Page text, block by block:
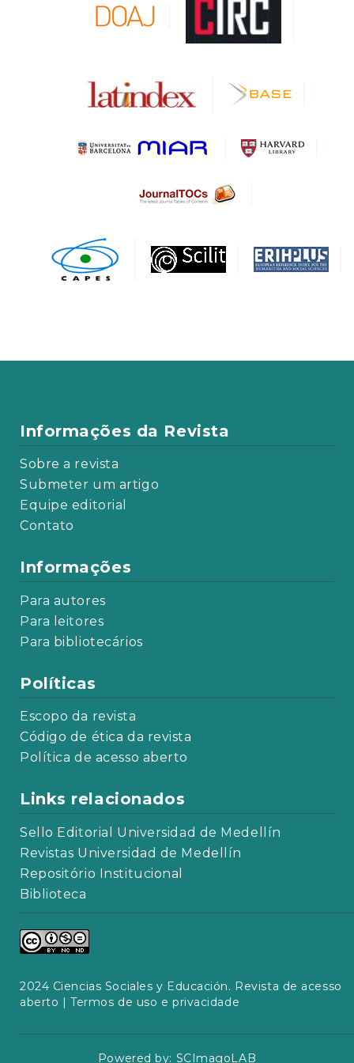
Informações da Revista
Sobre a revista
Submeter um artigo
Equipe editorial
Contato
Informações
Para autores
Para leitores
Para bibliotecários
Políticas
Escopo da revista
Código de ética da revista
Política de acesso aberto
Links relacionados
Sello Editorial Universidad de Medellín
Revistas Universidad de Medellín
Repositório Institucional
Biblioteca
2024 Ciencias Sociales y Educación. Revista de acesso
aberto |Termos de uso e privacidade
Powered by: SCImagoLAB